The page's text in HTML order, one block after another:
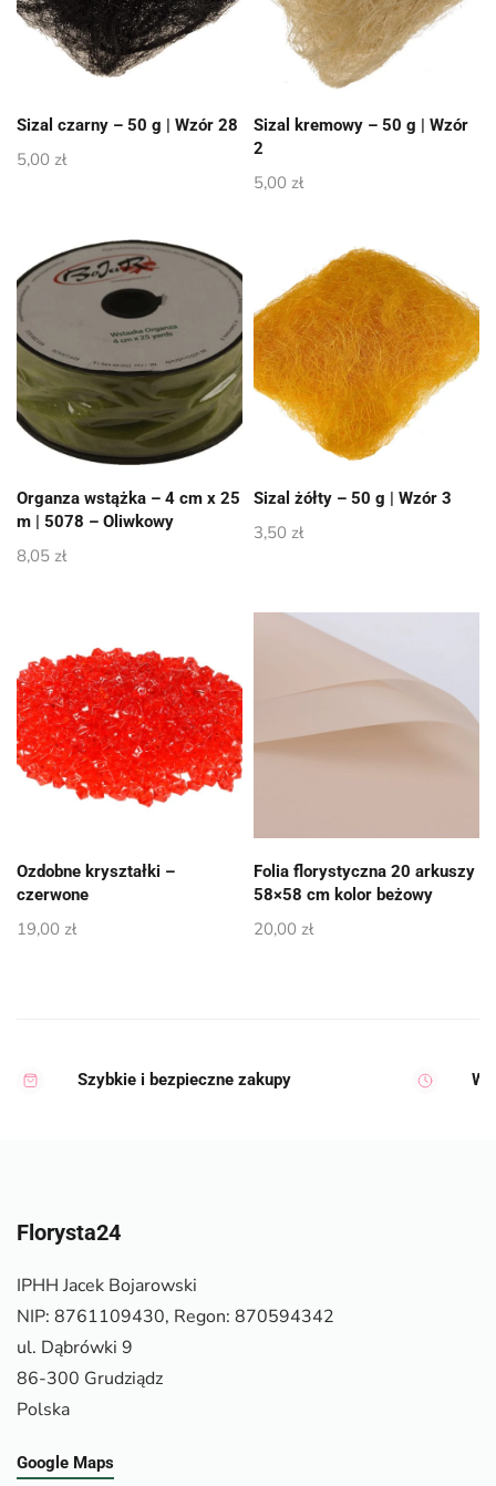
Sizal czarny – 50 g | Wzór 28
5,00 zł
Sizal kremowy – 50 g | Wzór
2
5,00 zł
Organza wstążka – 4 cm x 25
m | 5078 – Oliwkowy
8,05 zł
Sizal żółty – 50 g | Wzór 3
3,50 zł
Ozdobne kryształki –
czerwone
19,00 zł
Folia florystyczna 20 arkuszy
58×58 cm kolor beżowy
20,00 zł
Szybkie i bezpieczne zakupy
Florysta24
IPHH Jacek Bojarowski
NIP: 8761109430, Regon: 870594342
ul. Dąbrówki 9
86-300 Grudziądz
Polska
Google Maps